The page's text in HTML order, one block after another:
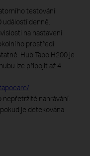
testování
denně.
na nastavení
prostředí.
Hub Tapo H200 je
lze připojit až 4
nahrávání.
je detekována